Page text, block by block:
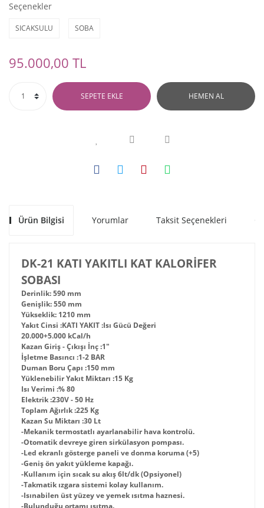
Seçenekler
SICAKSULU SOBA
95.000,00 TL
SEPETE EKLE HEMEN AL
Ürün Bilgisi Yorumlar Taksit Seçenekleri
DK-21 KATI YAKITLI KAT KALORİFER
SOBASI
Derinlik: 590 mm
Genişlik: 550 mm
Yükseklik: 1210 mm
Yakıt Cinsi :KATI YAKIT :Isı Gücü Değeri
20.000+5.000 kCal/h
Kazan Giriş - Çıkışı İnç :1"
İşletme Basıncı :1-2 BAR
Duman Boru Çapı :150 mm
Yüklenebilir Yakıt Miktarı :15 Kg
Isı Verimi :% 80
Elektrik :230V - 50 Hz
Toplam Ağırlık :225 Kg
Kazan Su Miktarı :30 Lt
-Mekanik termostatlı ayarlanabilir hava kontrolü.
-Otomatik devreye giren sirkülasyon pompası.
-Led ekranlı gösterge paneli ve donma koruma (+5)
-Geniş ön yakıt yükleme kapağı.
-Kullanım için sıcak su akış 6lt/dk (Opsiyonel)
-Takmatik ızgara sistemi kolay kullanım.
-Isınabilen üst yüzey ve yemek ısıtma haznesi.
-Bulunduğu ortamı ısıtma.